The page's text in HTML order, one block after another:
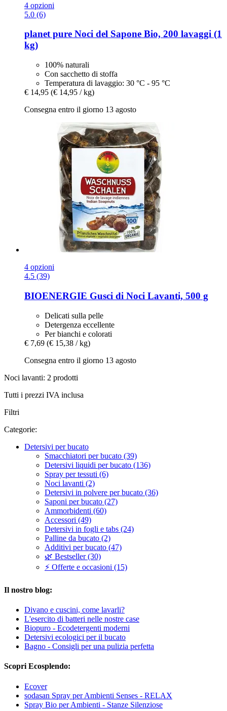
4 opzioni
5.0 (6)
planet pure Noci del Sapone Bio, 200 lavaggi (1
kg)
100% naturali
Con sacchetto di stoffa
Temperatura di lavaggio: 30 °C - 95 °C
€ 14,95 (€ 14,95 / kg)
Consegna entro il giorno 13 agosto
4 opzioni
4.5 (39)
BIOENERGIE Gusci di Noci Lavanti, 500 g
Delicati sulla pelle
Detergenza eccellente
Per bianchi e colorati
€ 7,69 (€ 15,38 / kg)
Consegna entro il giorno 13 agosto
Noci lavanti: 2 prodotti
Tutti i prezzi IVA inclusa
Filtri
Categorie:
Detersivi per bucato
Smacchiatori per bucato (39)
Detersivi liquidi per bucato (136)
Spray per tessuti (6)
Noci lavanti (2)
Detersivi in polvere per bucato (36)
Saponi per bucato (27)
Ammorbidenti (60)
Accessori (49)
Detersivi in fogli e tabs (24)
Palline da bucato (2)
Additivi per bucato (47)
🌿 Bestseller (30)
⚡ Offerte e occasioni (15)
Il nostro blog:
Divano e cuscini, come lavarli?
L'esercito di batteri nelle nostre case
Biopuro - Ecodetergenti moderni
Detersivi ecologici per il bucato
Bagno - Consigli per una pulizia perfetta
Scopri Ecosplendo:
Ecover
sodasan Spray per Ambienti Senses - RELAX
Spray Bio per Ambienti - Stanze Silenziose